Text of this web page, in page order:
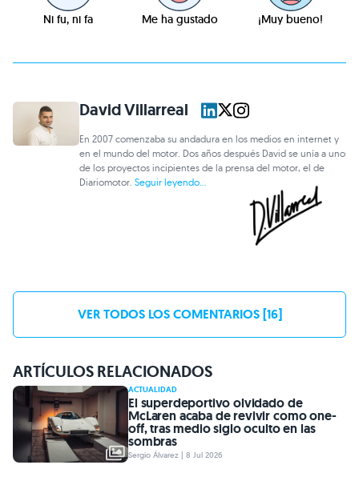
Ni fu, ni fa Me ha gustado ¡Muy bueno!
David Villarreal
En 2007 comenzaba su andadura en los medios en internet y
en el mundo del motor. Dos años después David se unía a uno
de los proyectos incipientes de la prensa del motor, el de
Diariomotor.Seguir leyendo...
VER TODOS LOS COMENTARIOS [16]
ARTÍCULOS RELACIONADOS
ACTUALIDAD
El superdeportivo olvidado de
McLaren acaba de revivir como one-
off, tras medio siglo oculto en las
sombras
Sergio Álvarez | 8 Jul 2026